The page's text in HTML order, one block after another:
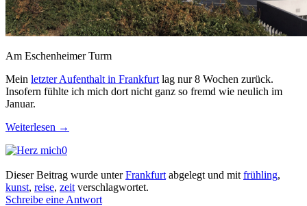
Am Eschenheimer Turm
Mein letzter Aufenthalt in Frankfurt lag nur 8 Wochen zurück.
Insofern fühlte ich mich dort nicht ganz so fremd wie neulich im
Januar.
Weiterlesen →
0
Dieser Beitrag wurde unterFrankfurt abgelegt und mit frühling,
kunst, reise, zeit verschlagwortet.
Schreibe eine Antwort